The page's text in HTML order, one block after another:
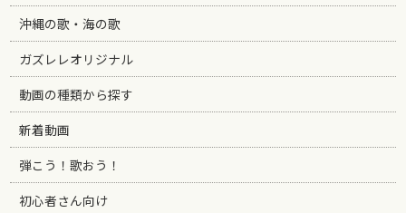
沖縄の歌・海の歌
ガズレレオリジナル
動画の種類から探す
新着動画
弾こう！歌おう！
初心者さん向け